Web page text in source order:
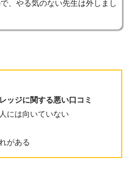
、やる気のない先生は外しまし
ッジに関する悪い口コミ
には向いていない
がある